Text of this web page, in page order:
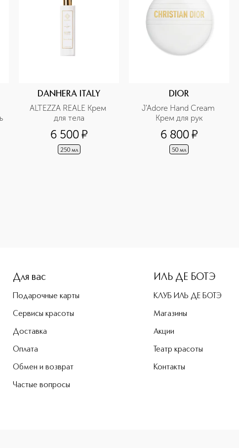
DANHERA ITALY
ALTEZZA REALE Крем
для тела
6 500¤
250 мл
DIOR
J'Adore Hand Cream
Крем для рук
6 800¤
50 мл
Для вас
Подарочные карты
Сервисы красоты
Доставка
Оплата
Обмен и возврат
Частые вопросы
ИЛЬ ДЕ БОТЭ
КЛУБ ИЛЬ ДЕ БОТЭ
Магазины
Акции
Театр красоты
Контакты